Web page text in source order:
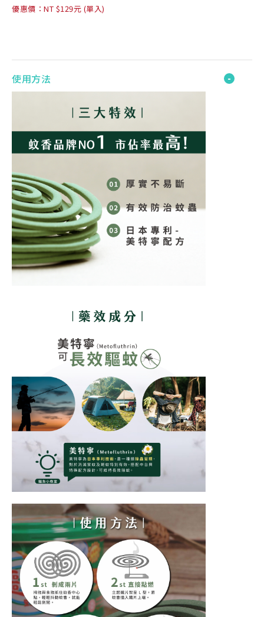
優惠價：NT $129元 (單入)
使用方法